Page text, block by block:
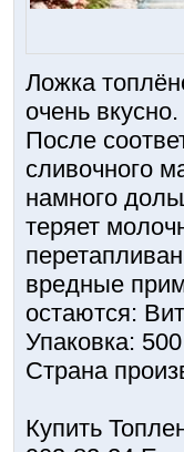
Ложка
очень
После
сливочного
намного
теряет
вредные
остаются:
Упаковка:
Страна
Купить